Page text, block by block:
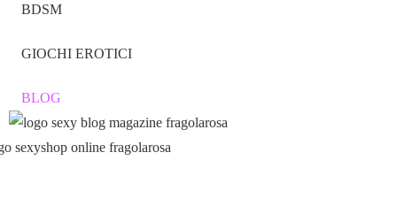
BDSM
GIOCHI EROTICI
BLOG